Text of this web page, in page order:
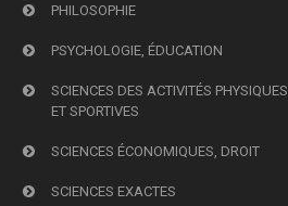
PHILOSOPHIE
PSYCHOLOGIE, ÉDUCATION
SCIENCES DES ACTIVITÉS PHYSIQUES
ET SPORTIVES
SCIENCES ÉCONOMIQUES, DROIT
SCIENCES EXACTES